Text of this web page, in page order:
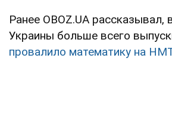
Ранее OBOZ.UA рассказывал,
Украины больше всего
провалило математику на